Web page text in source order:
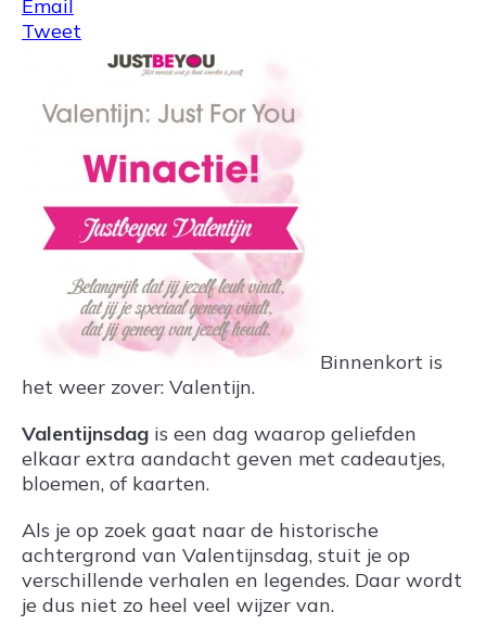
Email
Tweet
Binnenkort is
het weer zover: Valentijn.
Valentijnsdag is een dag waarop geliefden
elkaar extra aandacht geven met cadeautjes,
bloemen, of kaarten.
Als je op zoek gaat naar de historische
achtergrond van Valentijnsdag, stuit je op
verschillende verhalen en legendes. Daar wordt
je dus niet zo heel veel wijzer van.